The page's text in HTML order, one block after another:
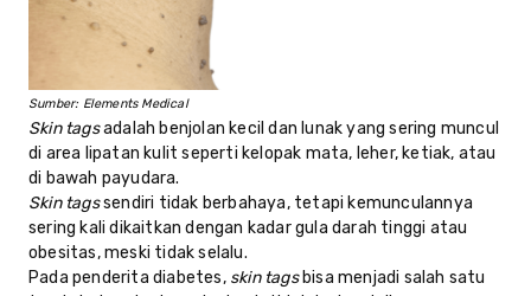
Sumber: Elements Medical
Skin tagsadalah benjolan kecil dan lunak yang sering muncul
di area lipatan kulit seperti kelopak mata, leher, ketiak, atau
di bawah payudara.
Skin tagssendiri tidak berbahaya, tetapi kemunculannya
sering kali dikaitkan dengan kadar gula darah tinggi atau
obesitas, meski tidak selalu.
Pada penderita diabetes, skin tagsbisa menjadi salah satu